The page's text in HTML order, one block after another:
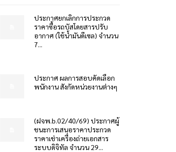
ประกาศยกเลิกการประกวด
ราคาซื้อรถบัสโดยสารปรับ
อากาศ (ใช้น้ำมันดีเซล) จำนวน
7...
ประกาศ ผลการสอบคัดเลือก
พนักงาน สังกัดหน่วยงานต่างๆ
(ฝจพ.b.02/40/69) ประกาศผู้
ชนะการเสนอราคาประกวด
ราคาเช่าเครื่องถ่ายเอกสาร
ระบบดิจิทัล จำนวน 29...